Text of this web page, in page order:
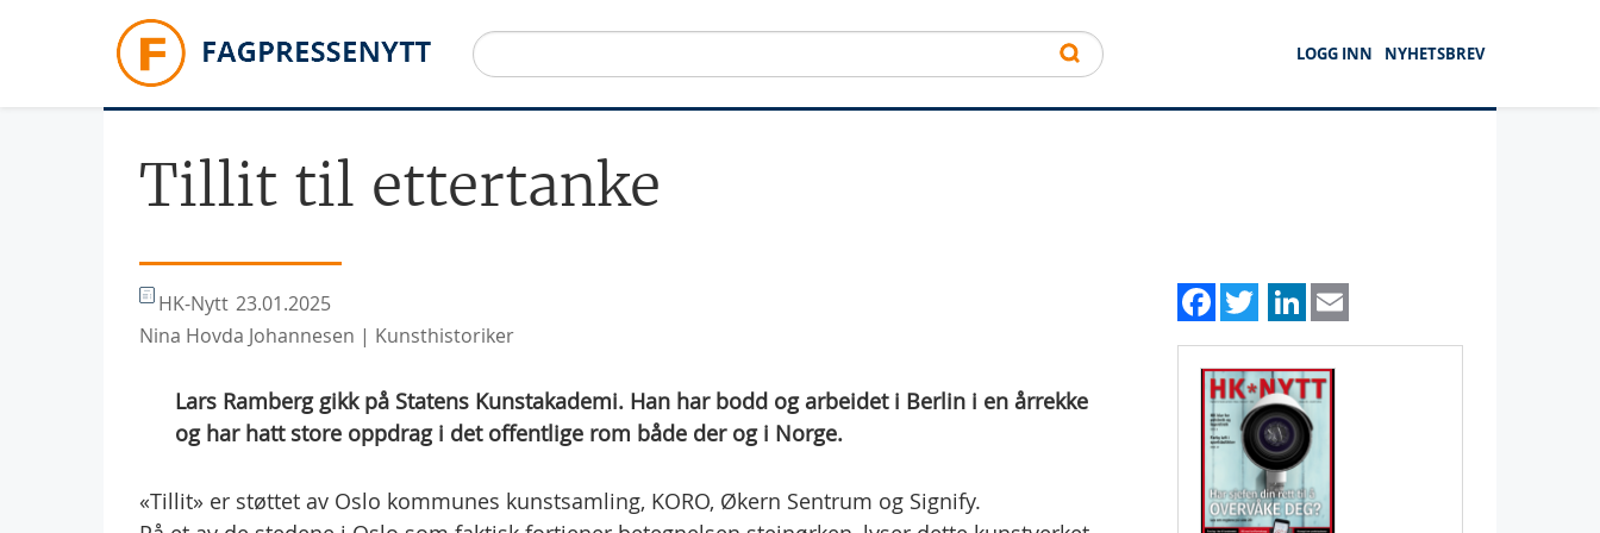
LOGG INN
NYHETSBREV
Tillit til ettertanke
HK-Nytt 23.01.2025
Nina Hovda Johannesen | Kunsthistoriker
Lars Ramberg gikk på Statens Kunstakademi. Han har bodd og arbeidet i Berlin i en årrekke
og har hatt store oppdrag i det offentlige rom både der og i Norge.
«Tillit» er støttet av Oslo kommunes kunstsamling, KORO, Økern Sentrum og Signify.
Facebook
TwitterLinkedIn